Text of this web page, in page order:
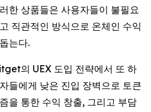
한 상품들은 사용자들이 불필요
직관적인 방식으로 온체인 수익
는다.
의 UEX 도입 전략에서 또 하
들에게 낮은 진입 장벽으로 토큰
을 통한 수익 창출, 그리고 부담